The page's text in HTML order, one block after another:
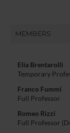
MEMBERS
Elia Brentarolli
Temporary
Franco Fummi
Full Professor
Romeo Rizzi
Full Professor